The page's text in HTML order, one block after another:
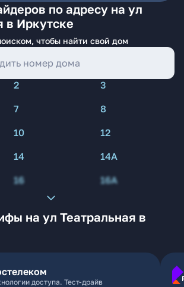
по адресу на ул
в Иркутске
чтобы найти свой дом
2
3
7
8
10
12
14
14А
16 16А
на ул Театральная в
доступа. Тест-драйв